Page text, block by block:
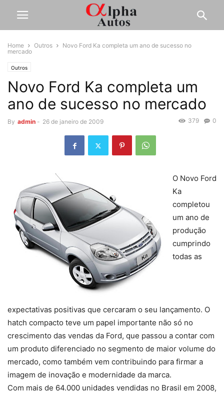
Home Outros
Novo Ford Ka completa um ano de sucesso no
mercado
Outros
Novo Ford Ka completa um
ano de sucesso no mercado
By admin - 26 de janeiro de 2009 0
379
O Novo Ford
Ka
completou
um ano de
produção
cumprindo
todas as
expectativas positivas que cercaram o seu lançamento. O
hatch compacto teve um papel importante não só no
crescimento das vendas da Ford, que passou a contar com
um produto diferenciado no segmento de maior volume do
mercado, como também vem contribuindo para firmar a
imagem de inovação e modernidade da marca.
Com mais de 64.000 unidades vendidas no Brasil em 2008,